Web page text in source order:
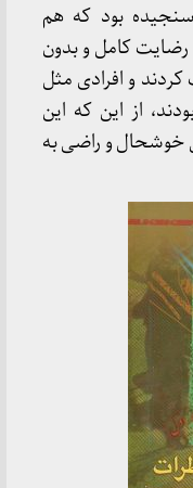
بود که هم
رضایت کامل و بدون
و افرادی مثل
از این که این
و راضی به